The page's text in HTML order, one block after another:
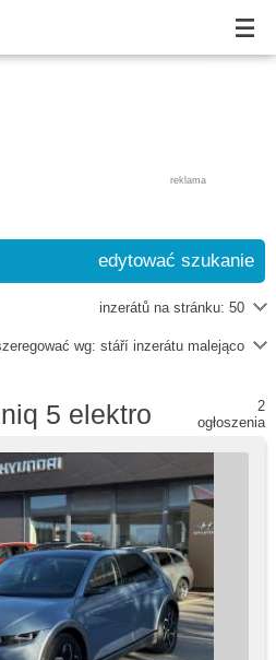
reklama
edytować szukanie
inzerátů na stránku: 50
wg: stáří inzerátu malejąco
5 elektro
2
ogłoszenia